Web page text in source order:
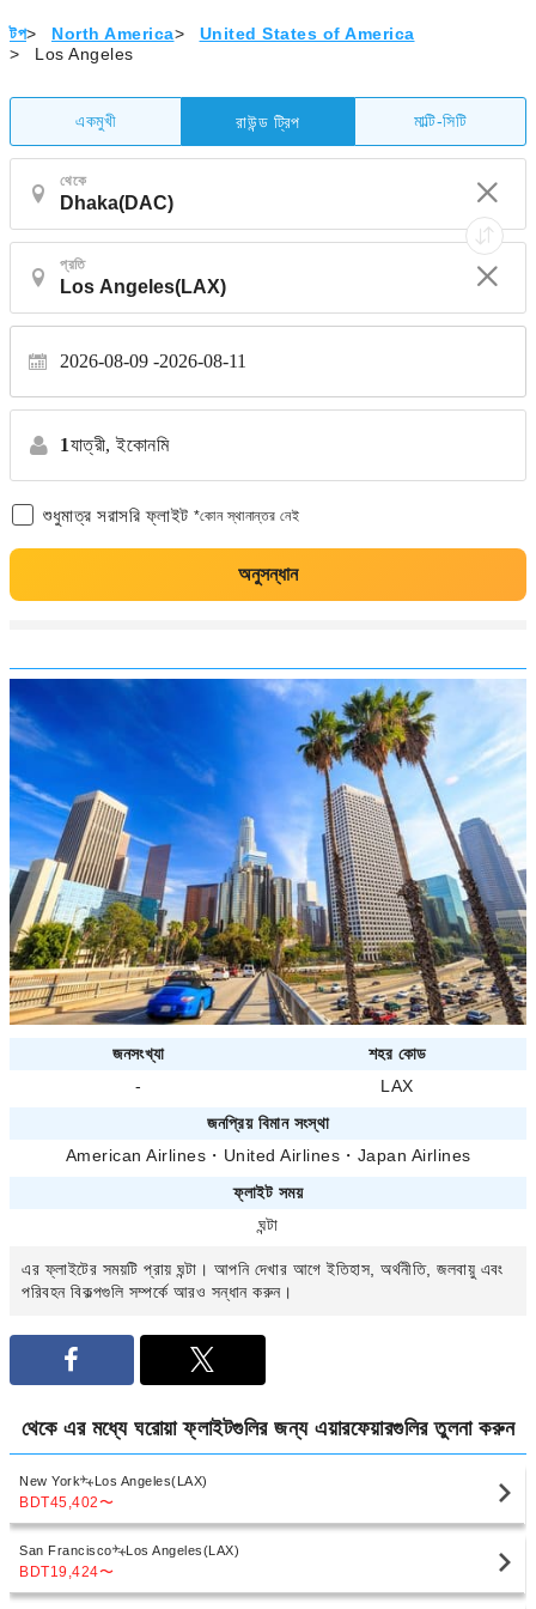
টপ> North America>
United States of America
>
Los Angeles
একমুখী রাউন্ড ট্রিপ মাল্টি-সিটি
থেকে
প্রতি
2026-08-09 2026-08-11
1যাত্রী, ইকোনমি
শুধুমাত্র সরাসরি ফ্লাইট *কোন স্থানান্তর নেই
অনুসন্ধান
জনসংখ্যা
শহর কোড
-
LAX
জনপ্রিয় বিমান সংস্থা
American Airlines ・ United Airlines ・ Japan Airlines
ফ্লাইট সময়
ঘন্টা
এর ফ্লাইটের সময়টি প্রায় ঘন্টা। আপনি দেখার আগে ইতিহাস, অর্থনীতি, জলবায়ু এবং
পরিবহন বিকল্পগুলি সম্পর্কে আরও সন্ধান করুন।
থেকে এর মধ্যে ঘরোয়া ফ্লাইটগুলির জন্য এয়ারফেয়ারগুলির তুলনা করুন
New York Los Angeles(LAX)
BDT45,402〜
San Francisco Los Angeles(LAX)
BDT19,424〜